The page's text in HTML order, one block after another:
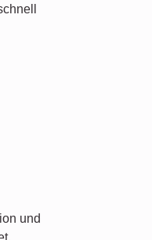
und